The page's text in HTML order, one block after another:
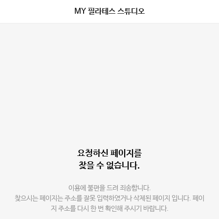
MY 필라테스 스튜디오
요청하신 페이지를
찾을 수 없습니다.
이용에 불편을 드려 죄송합니다.
찾으시는 페이지는 주소를 잘못 입력하였거나 삭제된 페이지 입니다. 페이
지 주소를 다시 한 번 확인해 주시기 바랍니다.